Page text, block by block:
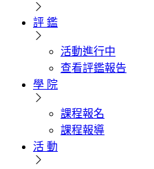
評 鑑
活動進行中
查看評鑑報告
學 院
課程報名
課程報導
活 動